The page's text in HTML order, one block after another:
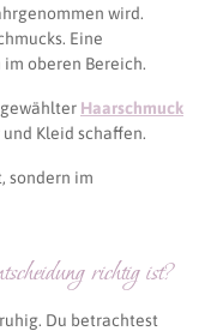
wird.
Eine
oberen Bereich.
Haarschmuck
Kleid schaffen.
sondern im
richtig ist?
Du betrachtest